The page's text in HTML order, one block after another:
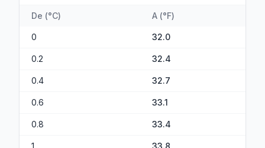
De (°C) A (°F)
0 32.0
0.2 32.4
0.4 32.7
0.6 33.1
0.8 33.4
1 33.8